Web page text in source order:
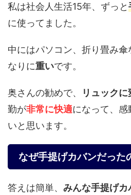
私は社会人生活15年、ずっと
に使ってました。
中にはパソコン、折り畳み
なりに重いです。
奥さんの勧めで、 リュック
勤が非常に快適になって、感
いと思います。
なぜ手提げカバンだった
答えは簡単、 みんな手提げカ